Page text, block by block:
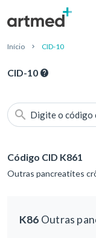
Início CID-10
CID-10
Digite o código
Código CID K861
Outras pancreatites
K86 Outras